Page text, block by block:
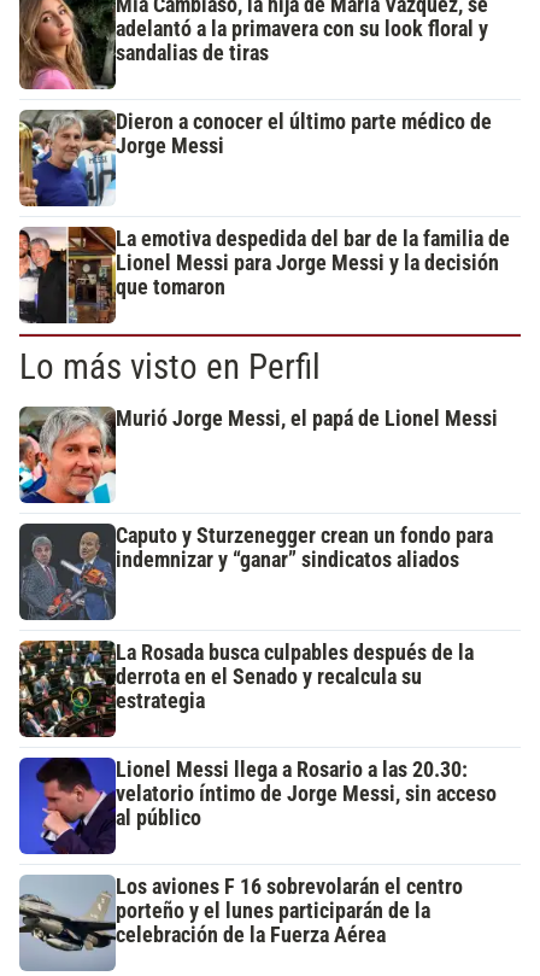
adelantó a la primavera con su look floral y
sandalias de tiras
Dieron a conocer el último parte médico de
Jorge Messi
La emotiva despedida del bar de la familia de
Lionel Messi para Jorge Messi y la decisión
que tomaron
Lo más visto en Perfil
Murió Jorge Messi, el papá de Lionel Messi
Caputo y Sturzenegger crean un fondo para
indemnizar y “ganar” sindicatos aliados
La Rosada busca culpables después de la
derrota en el Senado y recalcula su
estrategia
Lionel Messi llega a Rosario a las 20.30:
velatorio íntimo de Jorge Messi, sin acceso
al público
Los aviones F 16 sobrevolarán el centro
porteño y el lunes participarán de la
celebración de la Fuerza Aérea